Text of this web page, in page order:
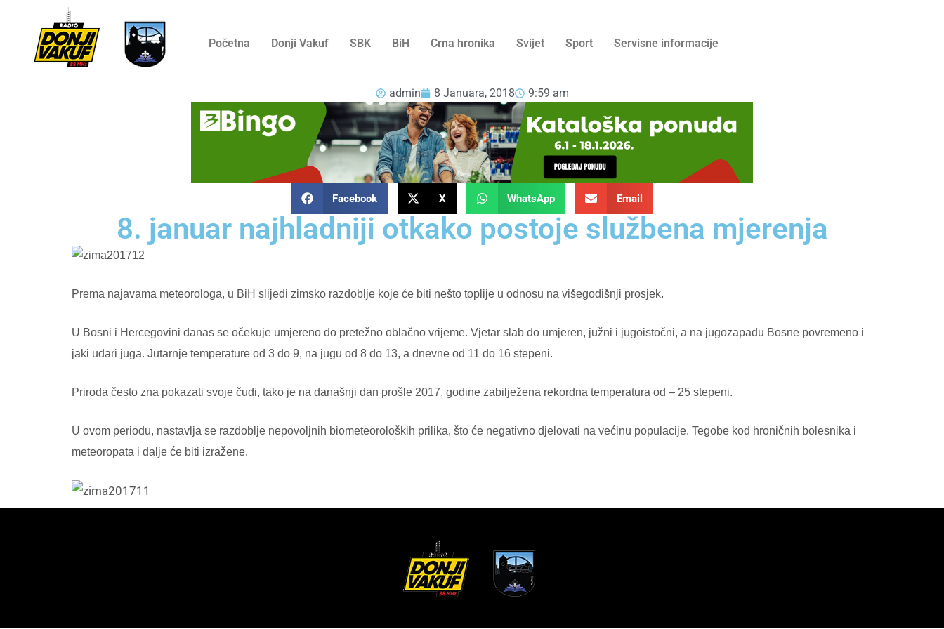
Početna Donji Vakuf SBK BiH Crna hronika Svijet Sport Servisne informacije
admin 8 Januara, 2018 9:59 am
Facebook X WhatsApp Email
8. januar najhladniji otkako postoje službena mjerenja
Prema najavama meteorologa, u BiH slijedi zimsko razdoblje koje će biti nešto toplije u odnosu na višegodišnji prosjek.
U Bosni i Hercegovini danas se očekuje umjereno do pretežno oblačno vrijeme. Vjetar slab do umjeren, južni i jugoistočni, a na jugozapadu Bosne povremeno i
jaki udari juga. Jutarnje temperature od 3 do 9, na jugu od 8 do 13, a dnevne od 11 do 16 stepeni.
Priroda često zna pokazati svoje čudi, tako je na današnji dan prošle 2017. godine zabilježena rekordna temperatura od – 25 stepeni.
U ovom periodu, nastavlja se razdoblje nepovoljnih biometeoroloških prilika, što će negativno djelovati na većinu populacije. Tegobe kod hroničnih bolesnika i
meteoropata i dalje će biti izražene.